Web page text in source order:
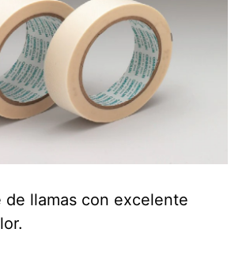
de llamas con excelente